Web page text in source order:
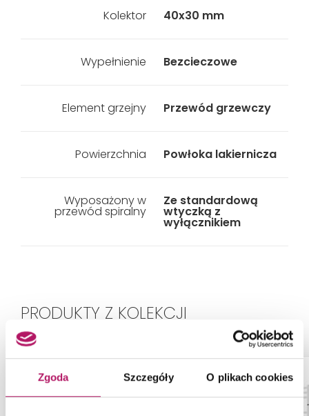
Zgoda Szczegóły O plikach cookies
Kolektor 40x30 mm
Wypełnienie Bezcieczowe
Element grzejny Przewód grzewczy
Powierzchnia Powłoka lakiernicza
Wyposażony w
przewód spiralny
Ze standardową
wtyczką z
wyłącznikiem
PRODUKTY Z KOLEKCJI